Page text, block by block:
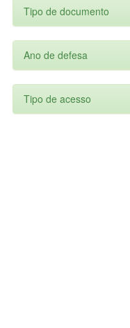
Tipo de documento
Ano de defesa
Tipo de acesso